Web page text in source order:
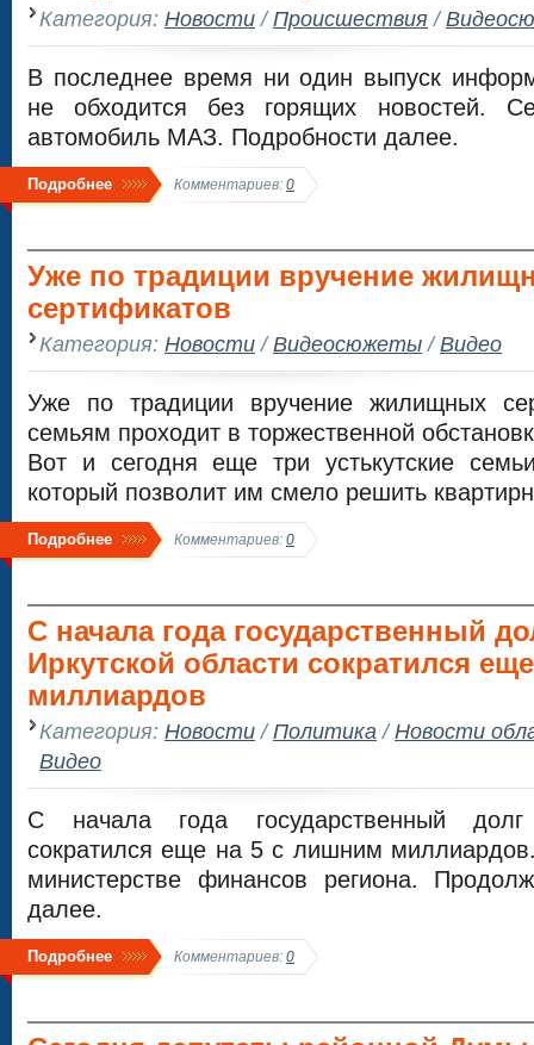
Категория: Новости/Происшествия/
В последнее время ни один выпуск
не обходится без горящих новостей.
автомобиль МАЗ. Подробности далее.
Подробнее Комментариев: 0
Уже по традиции вручение
сертификатов
Категория: Новости/Видеосюжеты/Видео
Уже по традиции вручение жилищных
семьям проходит в торжественной
Вот и сегодня еще три устькутские
который позволит им смело решить
Подробнее Комментариев: 0
С начала года государственный
Иркутской области сократился
миллиардов
Категория: Новости/Политика /Новости
Видео
С начала года государственный долг
сократился еще на 5 с лишним
министерстве финансов региона.
далее.
Подробнее Комментариев: 0